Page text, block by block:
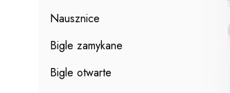
Nausznice
Bigle zamykane
Bigle otwarte